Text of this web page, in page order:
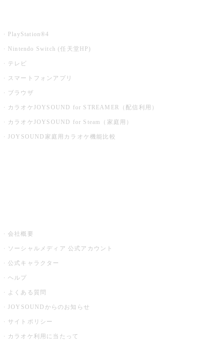
PlayStation®4
Nintendo Switch (任天堂HP)
テレビ
スマートフォンアプリ
ブラウザ
カラオケJOYSOUND for STREAMER（配信利用）
カラオケJOYSOUND for Steam（家庭用）
JOYSOUND家庭用カラオケ機能比較
会社概要
ソーシャルメディア 公式アカウント
公式キャラクター
ヘルプ
よくある質問
JOYSOUNDからのお知らせ
サイトポリシー
カラオケ利用に当たって